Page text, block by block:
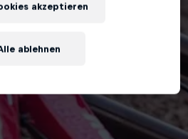
ablehnen
akzeptieren